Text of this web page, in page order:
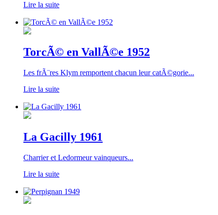
Lire la suite
TorcÃ© en VallÃ©e 1952
Les frÃ¨res Klym remportent chacun leur catÃ©gorie...
Lire la suite
La Gacilly 1961
Charrier et Ledormeur vainqueurs...
Lire la suite